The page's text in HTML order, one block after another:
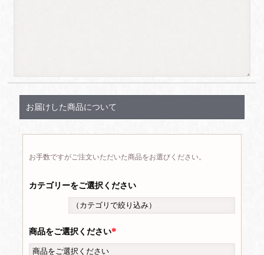
お届けした商品について
お手数ですがご注文いただいた商品をお選びください。
カテゴリーをご選択ください
商品をご選択ください